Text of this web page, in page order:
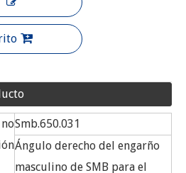
Smb.650.031
Ángulo derecho del engarño
masculino de SMB para el